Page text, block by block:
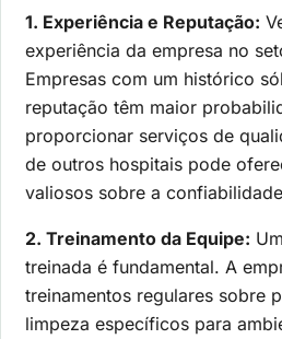
1. Experiência e Reputação:
experiência da empresa no
Empresas com um histórico
reputação têm maior
proporcionar serviços de
de outros hospitais pode
valiosos sobre a
2. Treinamento da Equipe:
treinada é fundamental. A
treinamentos regulares sobre
limpeza específicos para